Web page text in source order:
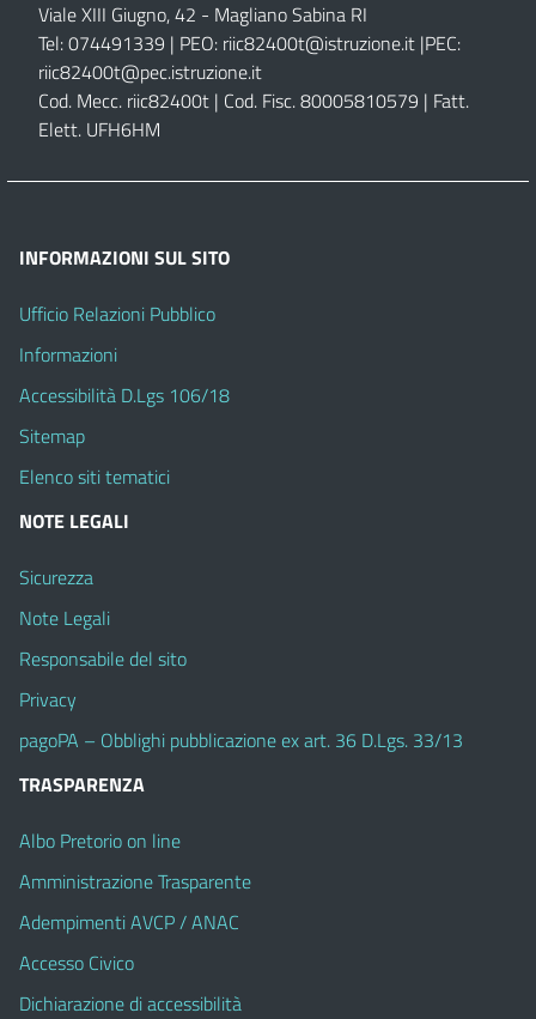
Viale XIII Giugno, 42 - Magliano Sabina RI
Tel: 074491339 | PEO: riic82400t@istruzione.it |PEC:
riic82400t@pec.istruzione.it
Cod. Mecc. riic82400t | Cod. Fisc. 80005810579 | Fatt.
Elett. UFH6HM
INFORMAZIONI SUL SITO
Ufficio Relazioni Pubblico
Informazioni
Accessibilità D.Lgs 106/18
Sitemap
Elenco siti tematici
NOTE LEGALI
Sicurezza
Note Legali
Responsabile del sito
Privacy
pagoPA – Obblighi pubblicazione ex art. 36 D.Lgs. 33/13
TRASPARENZA
Albo Pretorio on line
Amministrazione Trasparente
Adempimenti AVCP / ANAC
Accesso Civico
Dichiarazione di accessibilità